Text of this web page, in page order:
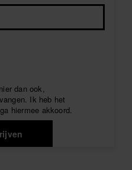
bereid je voor om van
comfort, kleur en
dan ook,
Ik heb het
hiermee akkoord.